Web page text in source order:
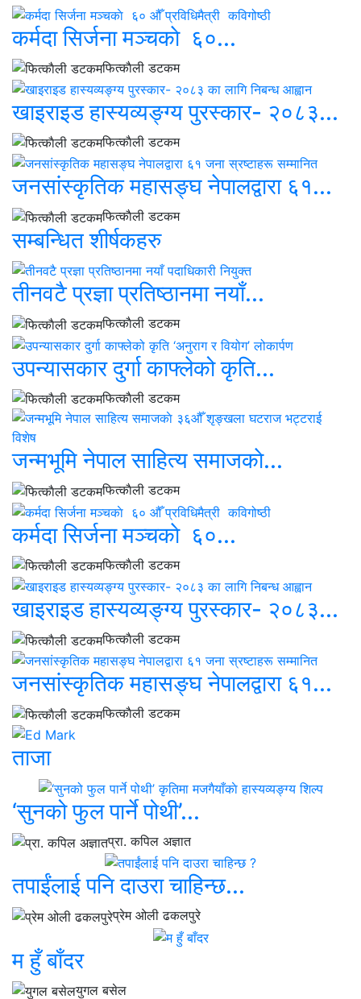
कर्मदा सिर्जना मञ्चकाे ६०...
फित्काैली डटकम
खाइराइड हास्यव्यङ्ग्य पुरस्कार- २०८३...
फित्काैली डटकम
जनसांस्कृतिक महासङ्घ नेपालद्वारा ६१...
फित्काैली डटकम
सम्बन्धित शीर्षकहरु
तीनवटै प्रज्ञा प्रतिष्ठानमा नयाँ...
फित्काैली डटकम
उपन्यासकार दुर्गा काफ्लेको कृति...
फित्काैली डटकम
जन्मभूमि नेपाल साहित्य समाजकाे...
फित्काैली डटकम
कर्मदा सिर्जना मञ्चकाे ६०...
फित्काैली डटकम
खाइराइड हास्यव्यङ्ग्य पुरस्कार- २०८३...
फित्काैली डटकम
जनसांस्कृतिक महासङ्घ नेपालद्वारा ६१...
फित्काैली डटकम
ताजा
‘सुनको फुल पार्ने पोथी’...
प्रा. कपिल अज्ञात
तपाईंलाई पनि दाउरा चाहिन्छ...
प्रेम ओली ढकलपुरे
म हुँ बाँदर
युगल बसेल